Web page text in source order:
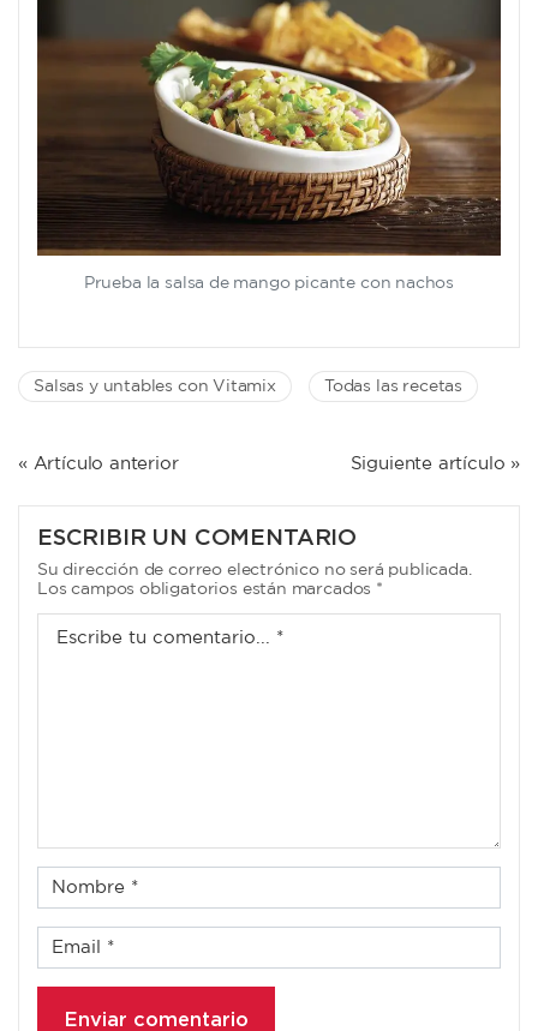
Prueba la salsa de mango picante con nachos
Salsas y untables con Vitamix Todas las recetas
NAVEGACIÓN
ENTRADAS
« Artículo anterior Siguiente artículo »
ESCRIBIR UN COMENTARIO
Su dirección de correo electrónico no será publicada.
Los campos obligatorios están marcados *